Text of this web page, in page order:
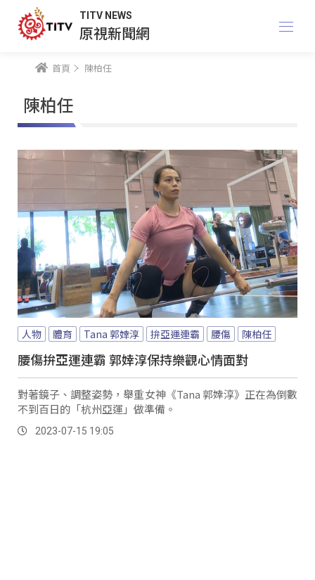
TITV NEWS
原視新聞網
首頁 陳柏任
陳柏任
人物 體育 Tana 郭婞淳 拚亞運連霸 腰傷 陳柏任
腰傷拚亞運連霸 郭婞淳保持樂觀心情面對
對著鏡子、調整姿勢，舉重女神《Tana 郭婞淳》正在為倒數
不到百日的「杭州亞運」做準備。
2023-07-15 19:05